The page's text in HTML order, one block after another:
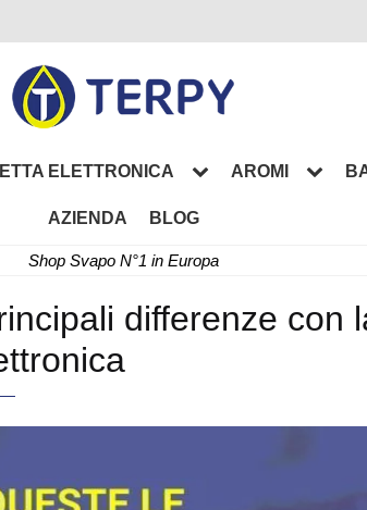
ELETTRONICA AROMI
AZIENDA BLOG
Shop Svapo N°1 in Europa
differenze con